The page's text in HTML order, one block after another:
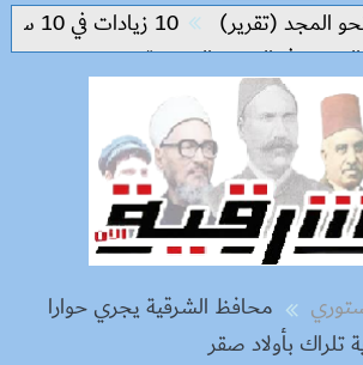
(تقرير) 10 زيادات في 10 سنوات.. هل حان الوقت لرفع دعم البنزين نهائيا؟
محافظ الشرقية يجري حوارا
تلراك بأولاد صقر